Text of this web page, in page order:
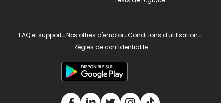
FAQ et support-Nos offres d'emploi-Conditions d'utilisation-
Règles de confidentialité